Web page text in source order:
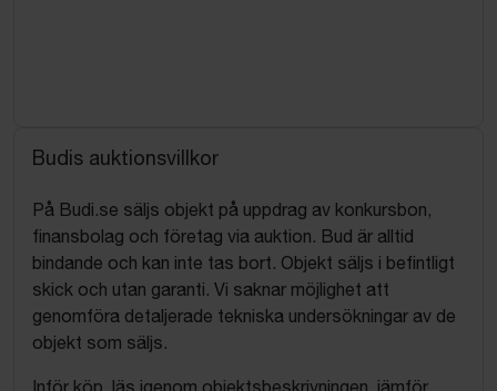
Budis auktionsvillkor
På Budi.se säljs objekt på uppdrag av konkursbon,
finansbolag och företag via auktion. Bud är alltid
bindande och kan inte tas bort. Objekt säljs i befintligt
skick och utan garanti. Vi saknar möjlighet att
genomföra detaljerade tekniska undersökningar av de
objekt som säljs.
Inför köp, läs igenom objektsbeskrivningen, jämför